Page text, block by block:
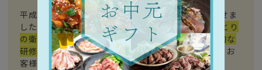
平成30年2月より、 HACCP対応の新工場を稼働 させま
した。 しかし、最も大切なのは、従業員ひとりひとり
の衛生管理への意識。外部の専門家を招いた定期的な
研修や指導で、もっと安心していただける妻地鶏をお
客様へ提供してまいります。